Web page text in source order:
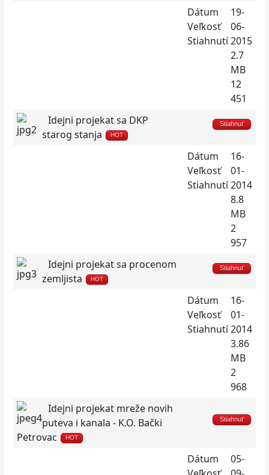
Dátum
Veľkosť
Stiahnutí
19-
06-
2015
2.7
MB
12
451
Idejni projekat sa DKP
starog stanja
HOT
Stiahnuť
Dátum
Veľkosť
Stiahnutí
16-
01-
2014
8.8
MB
2
957
Idejni projekat sa procenom
zemljista
HOT
Stiahnuť
Dátum
Veľkosť
Stiahnutí
16-
01-
2014
3.86
MB
2
968
Idejni projekat mreže novih
puteva i kanala - K.O. Bački
Petrovac
HOT
Stiahnuť
Dátum
05-